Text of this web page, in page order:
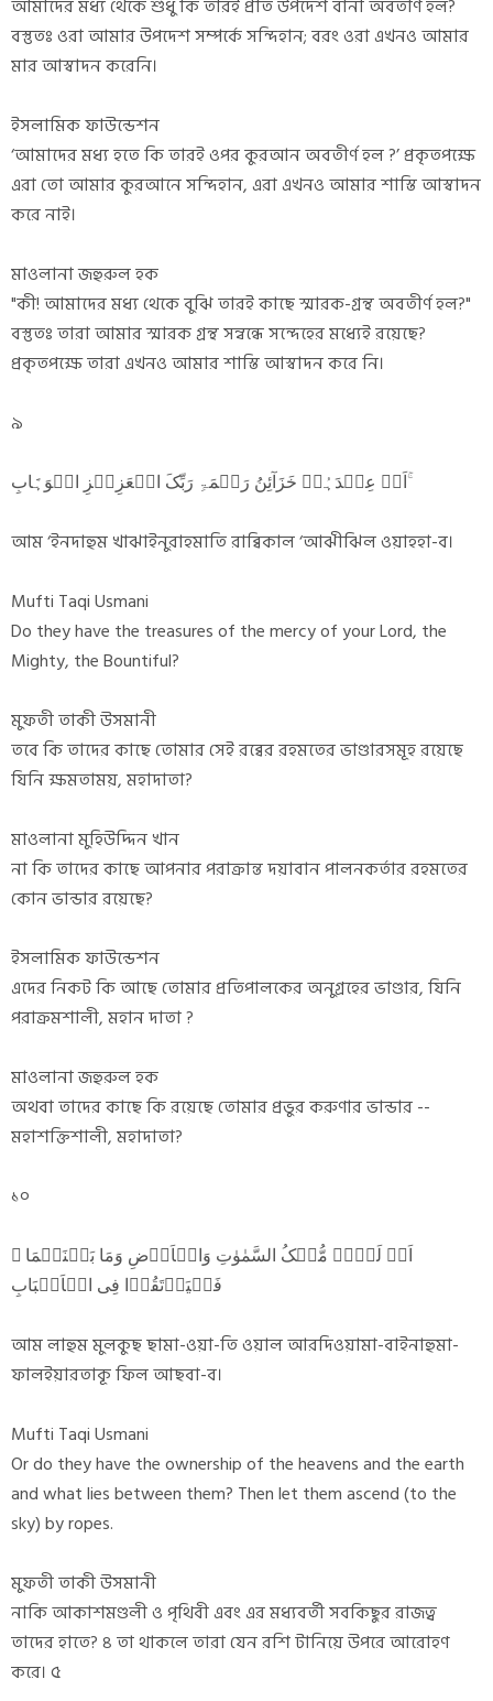
আমাদের মধ্য থেকে শুধু কি তারই প্রতি উপদেশ বানী অবতীর্ণ হল?
বস্তুতঃ ওরা আমার উপদেশ সম্পর্কে সন্দিহান; বরং ওরা এখনও আমার
মার আস্বাদন করেনি।
ইসলামিক ফাউন্ডেশন
‘আমাদের মধ্য হতে কি তারই ওপর কুরআন অবতীর্ণ হল ?’ প্রকৃতপক্ষে
এরা তো আমার কুরআনে সন্দিহান, এরা এখনও আমার শাস্তি আস্বাদন
করে নাই।
মাওলানা জহুরুল হক
"কী! আমাদের মধ্য থেকে বুঝি তারই কাছে স্মারক-গ্রন্থ অবতীর্ণ হল?"
বস্তুতঃ তারা আমার স্মারক গ্রন্থ সন্বন্ধে সন্দেহের মধ্যেই রয়েছে?
প্রকৃতপক্ষে তারা এখনও আমার শাস্তি আস্বাদন করে নি।
৯
اَمۡ عِنۡدَہُمۡ خَزَآئِنُ رَحۡمَۃِ رَبِّکَ الۡعَزِیۡزِ الۡوَہَّابِ ۚ
আম ‘ইনদাহুম খাঝাইনুরাহমাতি রাব্বিকাল ‘আঝীঝিল ওয়াহহা-ব।
Mufti Taqi Usmani
Do they have the treasures of the mercy of your Lord, the
Mighty, the Bountiful?
মুফতী তাকী উসমানী
তবে কি তাদের কাছে তোমার সেই রব্বের রহমতের ভাণ্ডারসমূহ রয়েছে
যিনি ক্ষমতাময়, মহাদাতা?
মাওলানা মুহিউদ্দিন খান
না কি তাদের কাছে আপনার পরাক্রান্ত দয়াবান পালনকর্তার রহমতের
কোন ভান্ডার রয়েছে?
ইসলামিক ফাউন্ডেশন
এদের নিকট কি আছে তোমার প্রতিপালকের অনুগ্রহের ভাণ্ডার, যিনি
পরাক্রমশালী, মহান দাতা ?
মাওলানা জহুরুল হক
অথবা তাদের কাছে কি রয়েছে তোমার প্রভুর করুণার ভান্ডার --
মহাশক্তিশালী, মহাদাতা?
১০
اَمۡ لَہُمۡ مُّلۡکُ السَّمٰوٰتِ وَالۡاَرۡضِ وَمَا بَیۡنَہُمَا ۟
فَلۡیَرۡتَقُوۡا فِی الۡاَسۡبَابِ
আম লাহুম মুলকুছ ছামা-ওয়া-তি ওয়াল আরদিওয়ামা-বাইনাহুমা-
ফালইয়ারতাকূ ফিল আছবা-ব।
Mufti Taqi Usmani
Or do they have the ownership of the heavens and the earth
and what lies between them? Then let them ascend (to the
sky) by ropes.
মুফতী তাকী উসমানী
নাকি আকাশমণ্ডলী ও পৃথিবী এবং এর মধ্যবর্তী সবকিছুর রাজত্ব
তাদের হাতে? ৪ তা থাকলে তারা যেন রশি টানিয়ে উপরে আরোহণ
করে। ৫